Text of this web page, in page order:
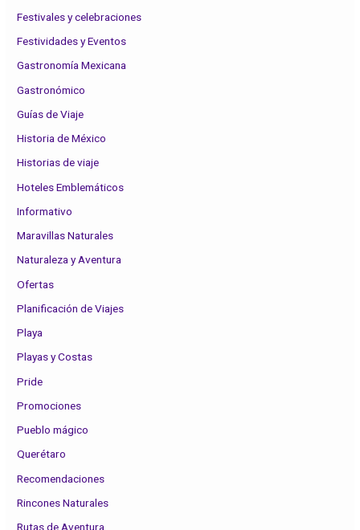
Festivales y celebraciones
Festividades y Eventos
Gastronomía Mexicana
Gastronómico
Guías de Viaje
Historia de México
Historias de viaje
Hoteles Emblemáticos
Informativo
Maravillas Naturales
Naturaleza y Aventura
Ofertas
Planificación de Viajes
Playa
Playas y Costas
Pride
Promociones
Pueblo mágico
Querétaro
Recomendaciones
Rincones Naturales
Rutas de Aventura